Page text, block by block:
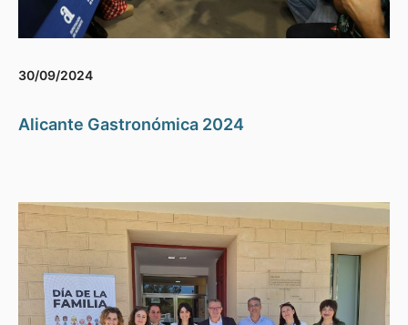
30/09/2024
Alicante Gastronómica 2024